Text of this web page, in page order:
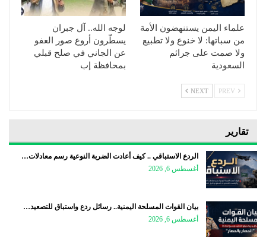
علماء اليمن يستنهضون الأمة
من سباتها: لا خنوع ولا تطبيع
ولا صمت على جرائم
السعودية
لوجه الله.. آل جبران
يسطّرون أروع صور العفو
عن الجاني في صلح قبلي
بمحافظة إب
NEXT
تقارير
الردع الاستباقي .. كيف أعادت الضربة النوعية رسم معادلات…
أغسطس 6, 2026
بيان القوات المسلحة اليمنية.. رسائل ردع واستباق للتصعيد…
أغسطس 6, 2026